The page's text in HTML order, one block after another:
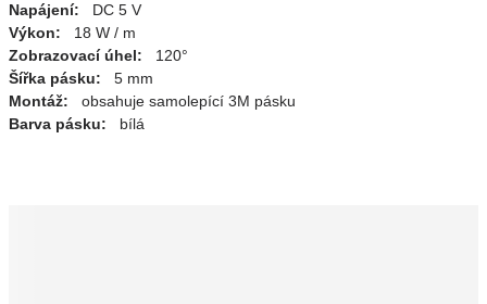
Napájení: DC 5 V
Výkon: 18 W / m
Zobrazovací úhel: 120°
Šířka pásku: 5 mm
Montáž: obsahuje samolepící 3M pásku
Barva pásku: bílá